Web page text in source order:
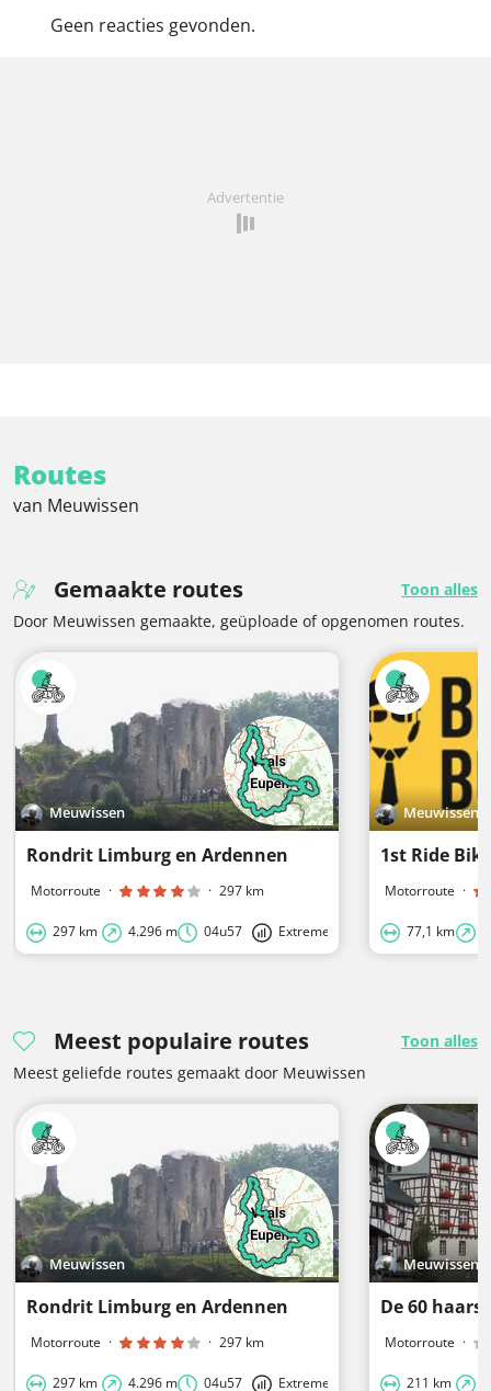
Geen reacties gevonden.
Advertentie
Routes
van Meuwissen
Gemaakte routes
Toon alles
Door Meuwissen gemaakte, geüploade of opgenomen routes.
Meuwissen
Rondrit Limburg en Ardennen
Motorroute · · 297 km
297 km 4.296 m 04u57 Extreme
Meuwissen
1st Ride
Motorroute ·
77,1 km
Meest populaire routes
Toon alles
Meest geliefde routes gemaakt door Meuwissen
Meuwissen
Rondrit Limburg en Ardennen
Motorroute · · 297 km
297 km 4.296 m 04u57 Extreme
Meuwissen
De 60
Motorroute ·
211 km